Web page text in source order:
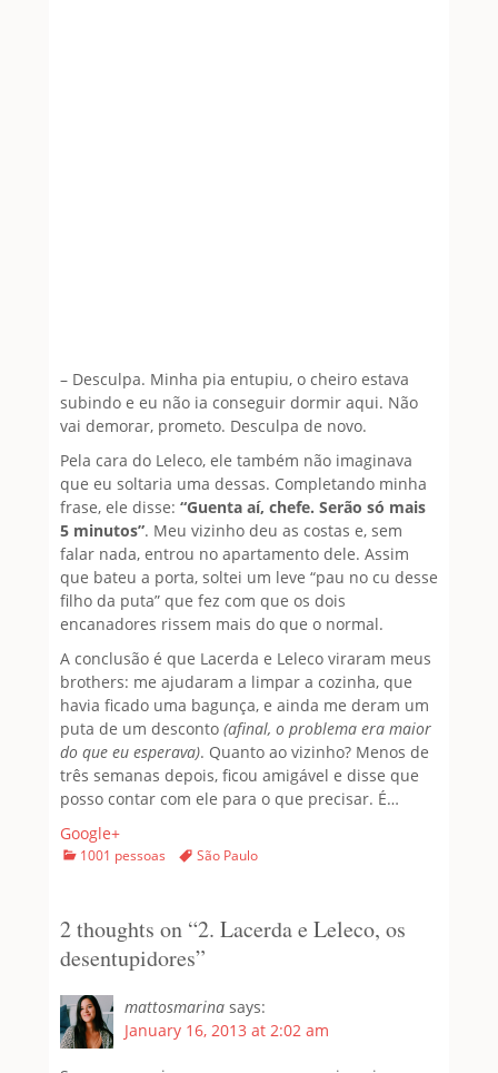
– Desculpa. Minha pia entupiu, o cheiro estava
subindo e eu não ia conseguir dormir aqui. Não
vai demorar, prometo. Desculpa de novo.
Pela cara do Leleco, ele também não imaginava
que eu soltaria uma dessas. Completando minha
frase, ele disse: “Guenta aí, chefe. Serão só mais
5 minutos”. Meu vizinho deu as costas e, sem
falar nada, entrou no apartamento dele. Assim
que bateu a porta, soltei um leve “pau no cu desse
filho da puta” que fez com que os dois
encanadores rissem mais do que o normal.
A conclusão é que Lacerda e Leleco viraram meus
brothers: me ajudaram a limpar a cozinha, que
havia ficado uma bagunça, e ainda me deram um
puta de um desconto (afinal, o problema era maior
do que eu esperava). Quanto ao vizinho? Menos de
três semanas depois, ficou amigável e disse que
posso contar com ele para o que precisar. É…
Google+
Categories
1001 pessoas TagsSão Paulo
2 thoughts on “2. Lacerda e Leleco, os
desentupidores”
mattosmarina says:
January 16, 2013 at 2:02 am